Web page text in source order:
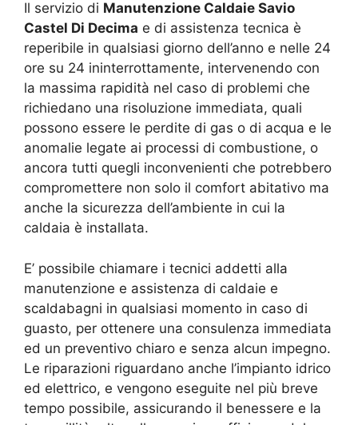
Il servizio di Manutenzione Caldaie Savio
Castel Di Decima e di assistenza tecnica è
reperibile in qualsiasi giorno dell’anno e nelle 24
ore su 24 ininterrottamente, intervenendo con
la massima rapidità nel caso di problemi che
richiedano una risoluzione immediata, quali
possono essere le perdite di gas o di acqua e le
anomalie legate ai processi di combustione, o
ancora tutti quegli inconvenienti che potrebbero
compromettere non solo il comfort abitativo ma
anche la sicurezza dell’ambiente in cui la
caldaia è installata.
E’ possibile chiamare i tecnici addetti alla
manutenzione e assistenza di caldaie e
scaldabagni in qualsiasi momento in caso di
guasto, per ottenere una consulenza immediata
ed un preventivo chiaro e senza alcun impegno.
Le riparazioni riguardano anche l’impianto idrico
ed elettrico, e vengono eseguite nel più breve
tempo possibile, assicurando il benessere e la